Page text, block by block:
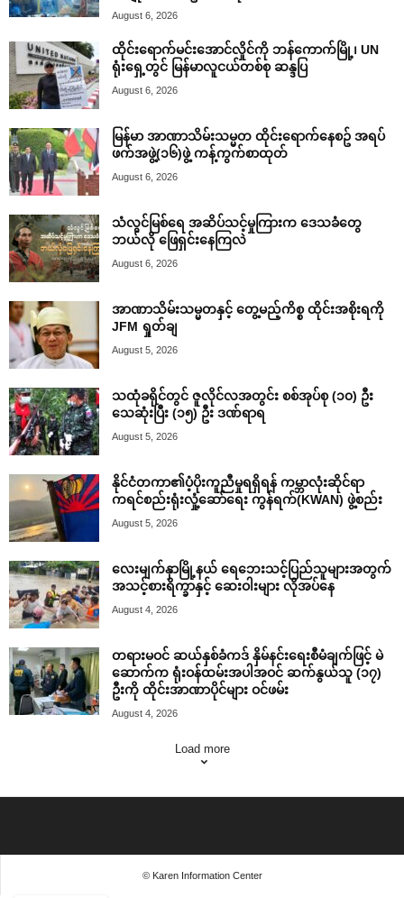
August 6, 2026
ထိုင်းရောက်မင်းအောင်လှိုင်ကို ဘန်ကောက်မြို့၊ UN
ရုံးရှေ့တွင် မြန်မာလူငယ်တစ်စု ဆန္ဒပြ
August 6, 2026
မြန်မာ အာဏာသိမ်းသမ္မတ ထိုင်းရောက်နေစဥ် အရပ်
ဖက်အဖွဲ့(၁၆)ဖွဲ့ ကန့်ကွက်စာထုတ်
August 6, 2026
သံလွင်မြစ်ရေ အဆိပ်သင့်မှုကြားက ဒေသခံတွေ
ဘယ်လို ဖြေရှင်းနေကြလဲ
August 6, 2026
အာဏာသိမ်းသမ္မတနှင့် တွေ့မည့်ကိစ္စ ထိုင်းအစိုးရကို
JFM ရှုတ်ချ
August 5, 2026
သထုံခရိုင်တွင် ဇူလိုင်လအတွင်း စစ်အုပ်စု (၁၀) ဦး
သေဆုံးပြီး (၁၅) ဦး ဒဏ်ရာရ
August 5, 2026
နိုင်ငံတကာ၏ပံ့ပိုးကူညီမှုရရှိရန် ကမ္ဘာလုံးဆိုင်ရာ
ကရင်စည်းရုံးလှုံ့ဆော်ရေး ကွန်ရက်(KWAN) ဖွဲ့စည်း
August 5, 2026
လေးမျက်နှာမြို့နယ် ရေဘေးသင့်ပြည်သူများအတွက်
အသင့်စားရိက္ခာနှင့် ဆေးဝါးများ လိုအပ်နေ
August 4, 2026
တရားမဝင် ဆယ်နှစ်ခံကဒ် နှိမ်နင်းရေးစီမံချက်ဖြင့် မဲ
ဆောက်က ရုံးဝန်ထမ်းအပါအဝင် ဆက်နွယ်သူ (၁၇)
ဦးကို ထိုင်းအာဏာပိုင်များ ဝင်ဖမ်း
August 4, 2026
Load more
© Karen Information Center